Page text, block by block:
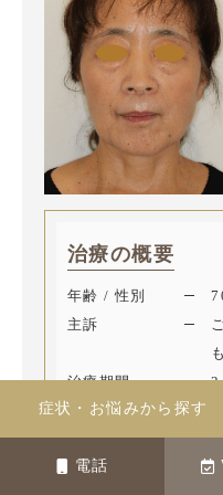
症状・お悩みから探す
電話
治療の概要
年齢 / 性別
主訴
治療期間
3
セラミックク
ラウン
（SHT）